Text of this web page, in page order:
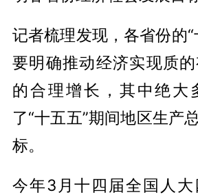
记者梳理发现，各省份的“
要明确推动经济实现质
的合理增长，其中绝大
了“十五五”期间地区生产
标。
今年3月十四届全国人